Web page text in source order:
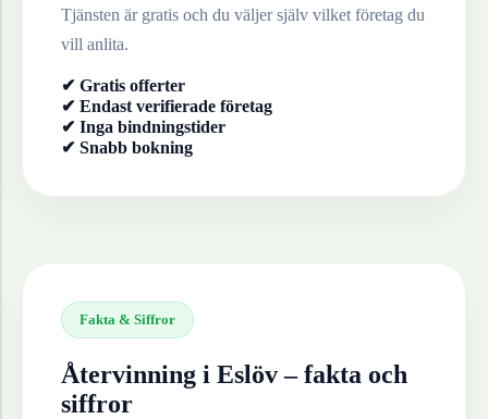
Tjänsten är gratis och du väljer själv vilket företag du
vill anlita.
✔ Gratis offerter
✔ Endast verifierade företag
✔ Inga bindningstider
✔ Snabb bokning
Fakta & Siffror
Återvinning i Eslöv– fakta och
siffror